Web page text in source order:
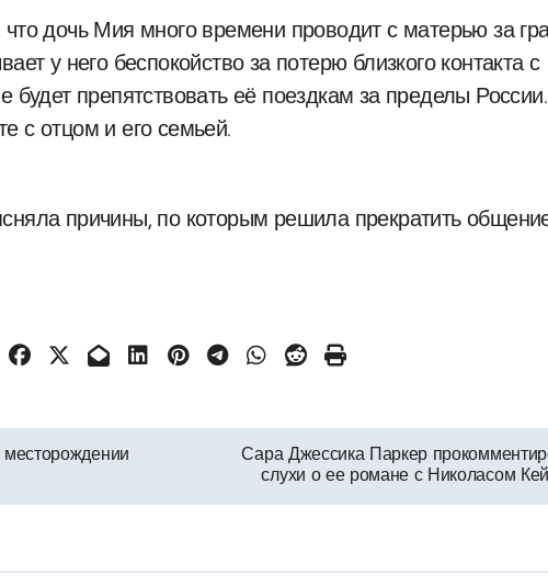
дочь Мия много времени проводит с матерью за
у него беспокойство за потерю близкого контакта с
будет препятствовать её поездкам за пределы
с отцом и его семьей.
причины, по которым решила прекратить
Сара Джессика Паркер
слухи о ее романе с Николасом